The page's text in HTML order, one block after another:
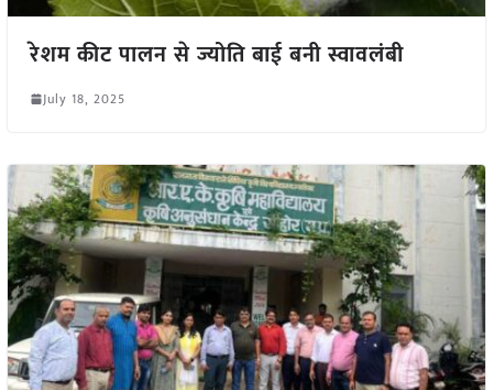
रेशम कीट पालन से ज्योति बाई बनी स्वावलंबी
July 18, 2025